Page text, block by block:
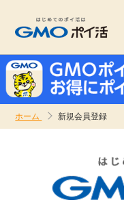
ホーム 新規会員登録
お知らせ
サービスで探す
無料サービス